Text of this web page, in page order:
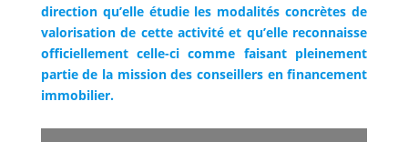
direction qu’elle étudie les modalités concrètes de
valorisation de cette activité et qu’elle reconnaisse
officiellement celle-ci comme faisant pleinement
partie de la mission des conseillers en financement
immobilier.